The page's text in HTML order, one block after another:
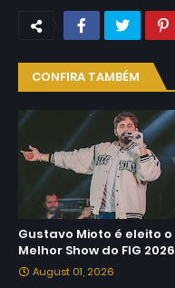
CONFIRA TAMBÉM
Gustavo Mioto é eleito o
Melhor Show do FIG 2026
August 01, 2026